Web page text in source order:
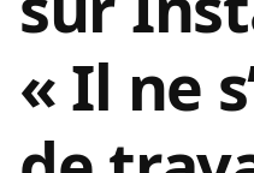
« Il ne